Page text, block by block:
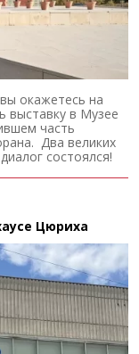
окажетесь на
выставку в Музее
часть
Два великих
состоялся!
Цюриха